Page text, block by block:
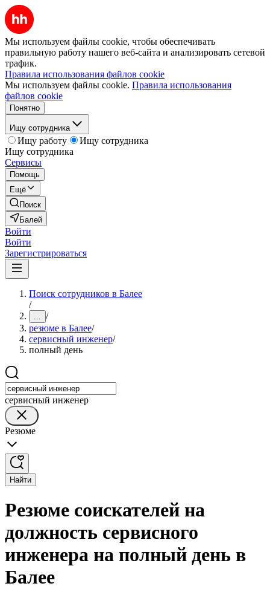
Мы используем файлы cookie, чтобы обеспечивать
правильную работу нашего веб-сайта и анализировать сетевой
трафик.
Правила использования файлов cookie
Мы используем файлы cookie. Правила использования
файлов cookie
Понятно
Ищу сотрудника
Ищу работу
Ищу сотрудника
Ищу сотрудника
Сервисы
Помощь
Ещё
Поиск
Балей
Войти
Войти
Зарегистрироваться
Поиск сотрудников в Балее
/
... /
резюме в Балее/
сервисный инженер/
полный день
сервисный инженер
Резюме
Найти
Резюме соискателей на
должность сервисного
инженера на полный день в
Балее